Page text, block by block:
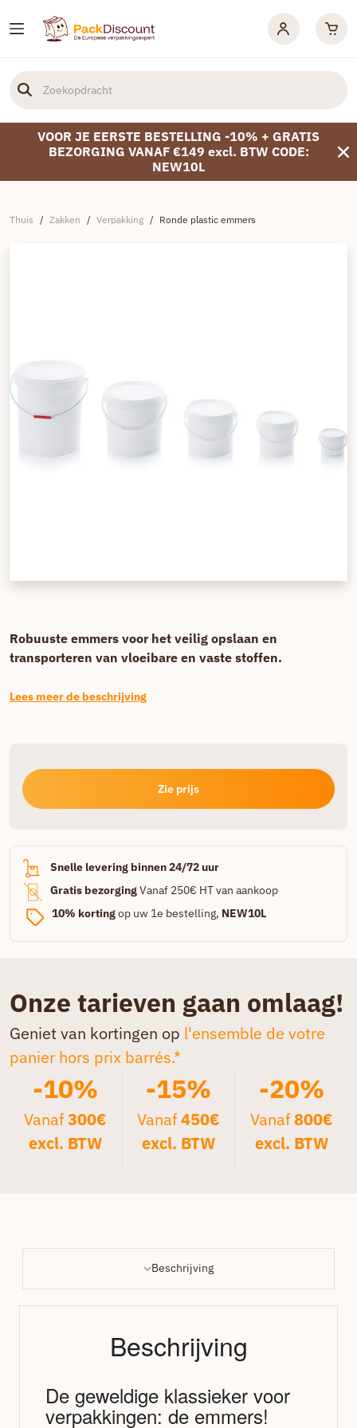
VOOR JE EERSTE BESTELLING -10% + GRATIS
BEZORGING VANAF €149 excl. BTW CODE:
NEW10L
Thuis / Zakken / Verpakking / Ronde plastic emmers
Robuuste emmers voor het veilig opslaan en
transporteren van vloeibare en vaste stoffen.
Lees meer de beschrijving
Zie prijs
Snelle levering binnen 24/72 uur
Gratis bezorgingVanaf 250€ HT van aankoop
10% kortingop uw 1e bestelling, NEW10L
Onze tarieven gaan omlaag!
Geniet van kortingen op l'ensemble de votre
panier hors prix barrés.*
-10%
Vanaf300€
excl. BTW
-15%
Vanaf450€
excl. BTW
-20%
Vanaf800€
excl. BTW
Beschrijving
Beschrijving
De geweldige klassieker voor
verpakkingen: de emmers!